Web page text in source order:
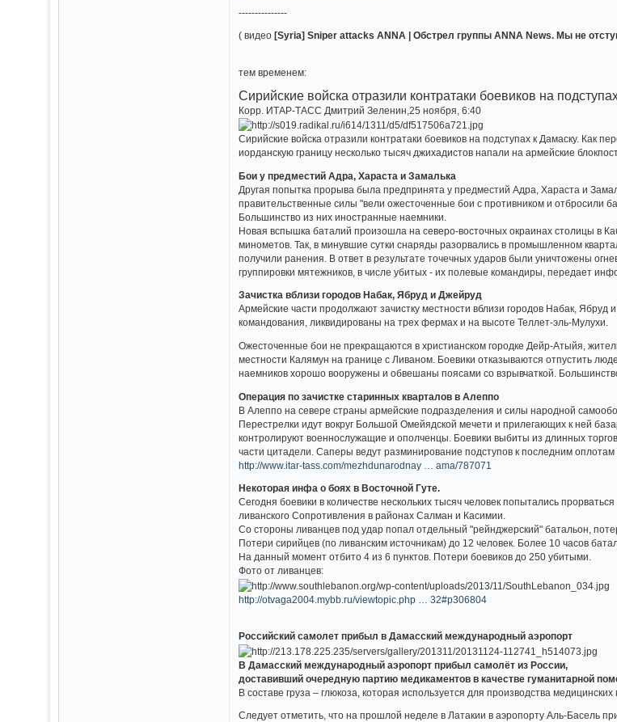
---------------
( видео [Syria] Sniper attacks ANNA | Обстрел группы ANNA News. Мы не
тем временем:
Сирийские войска отразили контратаки боевиков на
Корр. ИТАР-ТАСС Дмитрий Зеленин,25 ноября, 6:40
Сирийские войска отразили контратаки боевиков на подступах к Дамаску. Как
иорданскую границу несколько тысяч джихадистов напали на армейские
Бои у предместий Адра, Хараста и Замалька
Другая попытка прорыва была предпринята у предместий Адра, Хараста и
правительственные силы "вели ожесточенные бои с противником и отбросили
Большинство из них иностранные наемники.
Новая вспышка баталий произошла на северо-восточных окраинах столицы в
минометов. Так, в минувшие сутки снаряды разорвались в промышленном
получили ранения. В ответ в результате точечных ударов были уничтожены
группировки мятежников, в числе убитых - их полевые командиры, передает
Зачистка вблизи городов Набак, Ябруд и Джейруд
Армейские части продолжают зачистку местности вблизи городов Набак, Ябруд
командования, ликвидированы на трех фермах и на высоте Теллет-эль-Мулухи.
Ожесточенные бои не прекращаются в христианском городке Дейр-Атыйя,
местности Калямун на границе с Ливаном. Боевики отказываются отпустить
наемников хорошо вооружены и обвешаны поясами со взрывчаткой.
Операция по зачистке старинных кварталов в Алеппо
В Алеппо на севере страны армейские подразделения и силы народной
Перестрелки идут вокруг Большой Омейядской мечети и прилегающих к ней
контролируют военнослужащие и ополченцы. Боевики выбиты из длинных
части цитадели. Саперы ведут разминирование подступов к последним оплотам
http://www.itar-tass.com/mezhdunarodnay … ama/787071
Некоторая инфа о боях в Восточной Гуте.
Сегодня боевики в количестве нескольких тысяч человек попытались
ливанского Сопротивления в районах Салман и Касимии.
Со стороны ливанцев под удар попал отдельный "рейнджерский" батальон,
Потери сирийцев (по ливанским источникам) до 12 человек. Более 10 часов
На данный момент отбито 4 из 6 пунктов. Потери боевиков до 250 убитыми.
Фото от ливанцев:
http://otvaga2004.mybb.ru/viewtopic.php … 32#p306804
Российский самолет прибыл в Дамасский международный аэропорт
В Дамасский международный аэропорт прибыл самолёт из России,
доставивший очередную партию медикаментов в качестве гуманитарной
В составе груза – глюкоза, которая используется для производства
Следует отметить, что на прошлой неделе в Латакии в аэропорту Аль-Басель